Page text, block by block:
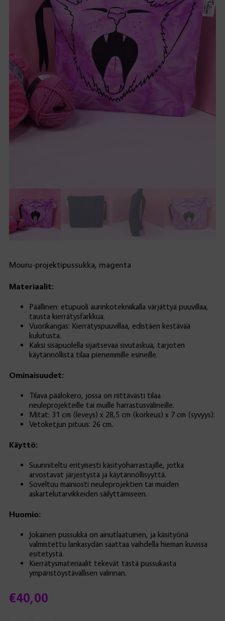
€40,00
Mouru-projektipussukka, magenta
Materiaalit:
Päällinen: etupuoli aurinkotekniikalla värjättyä puuvillaa,
tausta kierrätysfarkkua.
Vuorikangas: Kierrätyspuuvillaa, edistäen kestävää
kulutusta.
Kaksi sisäpuolella sijaitsevaa sivutaskua, tarjoten
käytännöllistä tilaa pienemmille esineille.
Ominaisuudet:
Tilava päälokero, jossa on riittävästi tilaa
neuleprojekteille tai muille harrastusvälineille.
Mitat: 31 cm (leveys) x 28,5 cm (korkeus) x 7 cm (syvyys).
Vetoketjun pituus: 26 cm.
Käyttö:
Suunniteltu erityisesti käsityöharrastajille, jotka
arvostavat järjestystä ja käytännöllisyyttä.
Soveltuu mainiosti neuleprojektien tai muiden
askartelutarvikkeiden säilyttämiseen.
Huomio:
Jokainen pussukka on ainutlaatuinen, ja käsityönä
valmistettu lankasydän saattaa vaihdella hieman kuvissa
esitetystä.
Kierrätysmateriaalit tekevät tästä pussukasta
ympäristöystävällisen valinnan.